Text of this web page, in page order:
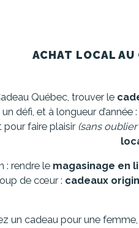
ACHAT LOCAL AU
Québec, trouver le
un défi, et à longueur
pour faire plaisir (sans
: rendre le magasinage en
de cœur : cadeaux
un cadeau pour une